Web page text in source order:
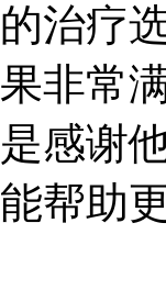
的治疗
果非常
是感谢
能帮助